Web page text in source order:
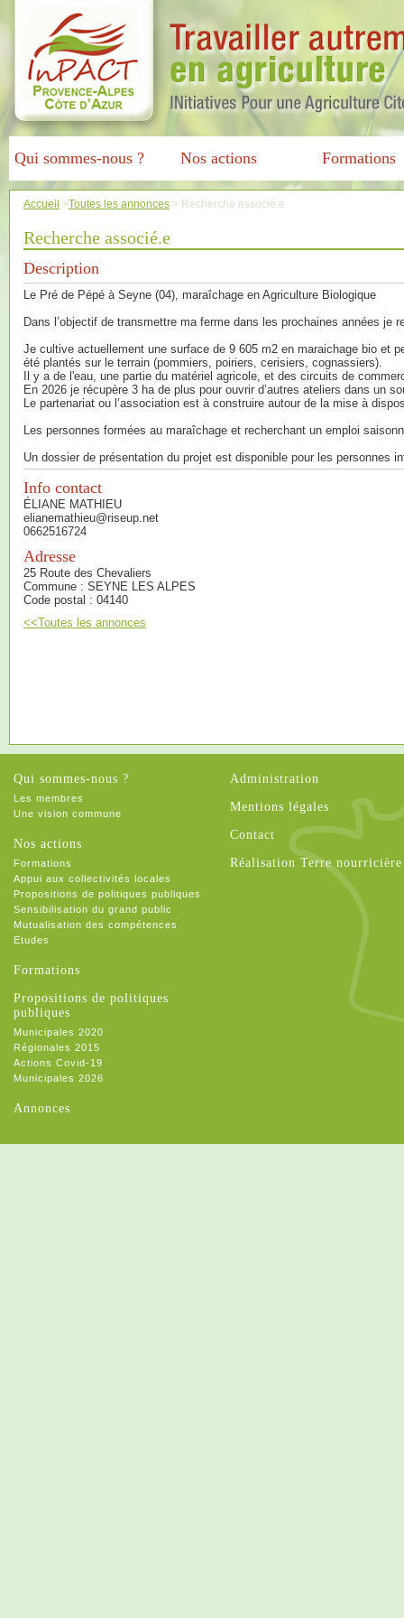
Qui sommes-nous ? Nos actions Formations
Accueil >Toutes les annonces > Recherche associé.e
Recherche associé.e
Description
Le Pré de Pépé à Seyne (04), maraîchage en Agriculture Biologique
Dans l’objectif de transmettre ma ferme dans les prochaines années je
Je cultive actuellement une surface de 9 605 m2 en maraichage bio et
été plantés sur le terrain (pommiers, poiriers, cerisiers, cognassiers).
Il y a de l'eau, une partie du matériel agricole, et des circuits de
En 2026 je récupère 3 ha de plus pour ouvrir d’autres ateliers dans un
Le partenariat ou l’association est à construire autour de la mise à
Les personnes formées au maraîchage et recherchant un emploi
Un dossier de présentation du projet est disponible pour les personnes
Info contact
ÉLIANE MATHIEU
elianemathieu@riseup.net
0662516724
Adresse
25 Route des Chevaliers
Commune : SEYNE LES ALPES
Code postal : 04140
<<Toutes les annonces
Qui sommes-nous ?
Les membres
Une vision commune
Nos actions
Formations
Appui aux collectivités locales
Propositions de politiques publiques
Sensibilisation du grand public
Mutualisation des compétences
Etudes
Formations
Propositions de politiques
publiques
Municipales 2020
Régionales 2015
Actions Covid-19
Municipales 2026
Annonces
Administration
Mentions légales
Contact
Réalisation Terre nourricière